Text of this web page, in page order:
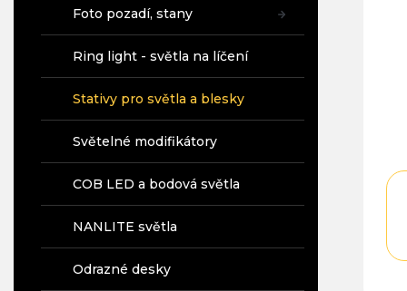
Foto pozadí, stany
Ring light - světla na líčení
Stativy pro světla a blesky
Světelné modifikátory
COB LED a bodová světla
NANLITE světla
Odrazné desky